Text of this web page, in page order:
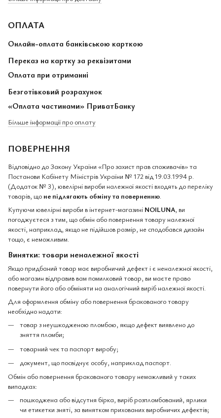
ОПЛАТА
Онлайн-оплата банківською карткою
Переказ на картку за реквізитами
Оплата при отриманні
Безготівковий розрахунок
«Оплата частинами» ПриватБанку
Більше інформації про оплату
ПОВЕРНЕННЯ
Відповідно до Закону України «Про захист прав споживачів» та
Постанови Кабінету Міністрів України № 172 від 19.03.1994 р.
(Додаток № 3), ювелірні вироби належної якості входять до переліку
товарів, що не підлягають обміну та поверненню.
Купуючи ювелірні вироби в інтернет-магазині NOILUNA, ви
погоджуєтеся з тим, що обмін або повернення товару належної
якості, наприклад, якщо не підійшов розмір, не сподобався дизайн
тощо, є неможливим.
Винятки: товари неналежної якості
Якщо придбаний товар має виробничий дефект і є неналежної якості,
або магазин відправив вам помилковий товар, ви маєте право
повернути його або обміняти на аналогічний виріб належної якості.
Для оформлення обміну або повернення бракованого товару
необхідно надати:
товар з неушкодженою пломбою, якщо дефект виявлено до
зняття пломби;
товарний чек та паспорт виробу;
документ, що посвідчує особу, наприклад паспорт.
Обмін або повернення бракованого товару неможливий у таких
випадках:
пошкоджена або відсутня бірка, виріб розпломбований, ярлики
чи етикетки зняті, за винятком прихованих виробничих дефектів;